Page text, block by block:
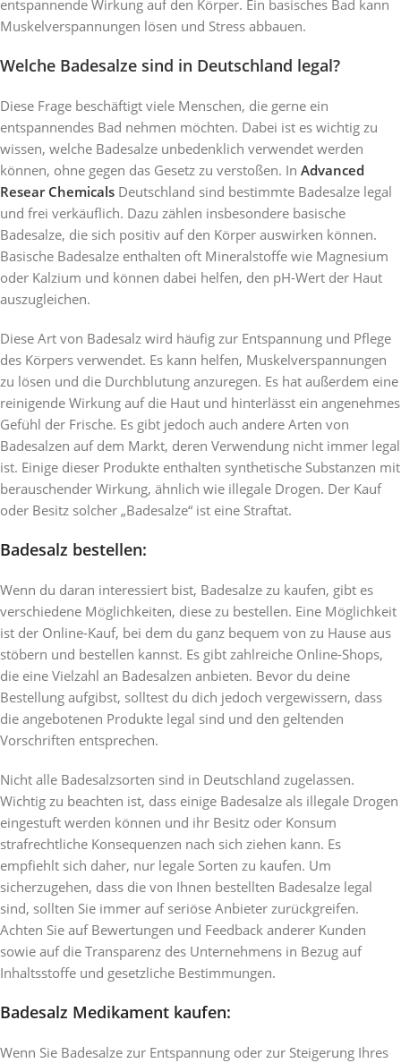
entspannende Wirkung auf den Körper. Ein basisches Bad kann
Muskelverspannungen lösen und Stress abbauen.
Welche Badesalze sind in Deutschland legal?
Diese Frage beschäftigt viele Menschen, die gerne ein
entspannendes Bad nehmen möchten. Dabei ist es wichtig zu
wissen, welche Badesalze unbedenklich verwendet werden
können, ohne gegen das Gesetz zu verstoßen. In Advanced
Resear Chemicals Deutschland sind bestimmte Badesalze legal
und frei verkäuflich. Dazu zählen insbesondere basische
Badesalze, die sich positiv auf den Körper auswirken können.
Basische Badesalze enthalten oft Mineralstoffe wie Magnesium
oder Kalzium und können dabei helfen, den pH-Wert der Haut
auszugleichen.
Diese Art von Badesalz wird häufig zur Entspannung und Pflege
des Körpers verwendet. Es kann helfen, Muskelverspannungen
zu lösen und die Durchblutung anzuregen. Es hat außerdem eine
reinigende Wirkung auf die Haut und hinterlässt ein angenehmes
Gefühl der Frische. Es gibt jedoch auch andere Arten von
Badesalzen auf dem Markt, deren Verwendung nicht immer legal
ist. Einige dieser Produkte enthalten synthetische Substanzen mit
berauschender Wirkung, ähnlich wie illegale Drogen. Der Kauf
oder Besitz solcher „Badesalze“ ist eine Straftat.
Badesalz bestellen:
Wenn du daran interessiert bist, Badesalze zu kaufen, gibt es
verschiedene Möglichkeiten, diese zu bestellen. Eine Möglichkeit
ist der Online-Kauf, bei dem du ganz bequem von zu Hause aus
stöbern und bestellen kannst. Es gibt zahlreiche Online-Shops,
die eine Vielzahl an Badesalzen anbieten. Bevor du deine
Bestellung aufgibst, solltest du dich jedoch vergewissern, dass
die angebotenen Produkte legal sind und den geltenden
Vorschriften entsprechen.
Nicht alle Badesalzsorten sind in Deutschland zugelassen.
Wichtig zu beachten ist, dass einige Badesalze als illegale Drogen
eingestuft werden können und ihr Besitz oder Konsum
strafrechtliche Konsequenzen nach sich ziehen kann. Es
empfiehlt sich daher, nur legale Sorten zu kaufen. Um
sicherzugehen, dass die von Ihnen bestellten Badesalze legal
sind, sollten Sie immer auf seriöse Anbieter zurückgreifen.
Achten Sie auf Bewertungen und Feedback anderer Kunden
sowie auf die Transparenz des Unternehmens in Bezug auf
Inhaltsstoffe und gesetzliche Bestimmungen.
Badesalz Medikament kaufen:
Wenn Sie Badesalze zur Entspannung oder zur Steigerung Ihres